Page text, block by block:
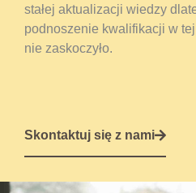
stałej aktualizacji wiedzy
podnoszenie kwalifikacji w
nie zaskoczyło.
Skontaktuj się z nami